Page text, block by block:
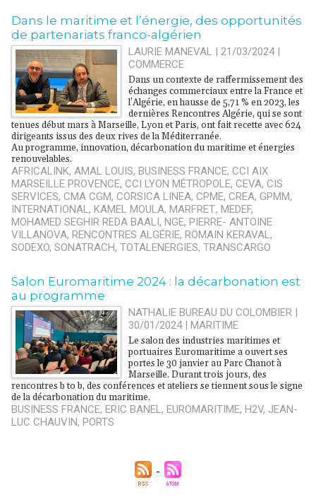
Dans le maritime et l’énergie, des opportunités
de partenariats franco-algérien
LAURIE MANEVAL | 21/03/2024|
COMMERCE
Dans un contexte de raffermissement des
échanges commerciaux entre la France et
l’Algérie, en hausse de 5,71 % en 2023, les
dernières Rencontres Algérie, qui se sont
tenues début mars à Marseille, Lyon et Paris, ont fait recette avec 624
dirigeants issus des deux rives de la Méditerranée.
Au programme, innovation, décarbonation du maritime et énergies
renouvelables.
AFRICALINK, AMAL LOUIS, BUSINESS FRANCE, CCI AIX
MARSEILLE PROVENCE, CCI LYON MÉTROPOLE, CEVA, CIS
SERVICES, CMA CGM, CORSICA LINEA, CPME, CREA, GPMM,
INTERNATIONAL, KAMEL MOULA, MARFRET., MEDEF,
MOHAMED SEGHIR REDA BAALI, NGE, PIERRE- ANTOINE
VILLANOVA, RENCONTRES ALGÉRIE, ROMAIN KERAVAL,
SODEXO, SONATRACH, TOTALENERGIES, TRANSCARGO
Salon Euromaritime 2024 : la décarbonation est
au programme
NATHALIE BUREAU DU COLOMBIER |
30/01/2024|MARITIME
Le salon des industries maritimes et
portuaires Euromaritime a ouvert ses
portes le 30 janvier au Parc Chanot à
Marseille. Durant trois jours, des
rencontres b to b, des conférences et ateliers se tiennent sous le signe
de la décarbonation du maritime.
BUSINESS FRANCE, ERIC BANEL, EUROMARITIME, H2V, JEAN-
LUC CHAUVIN, PORTS